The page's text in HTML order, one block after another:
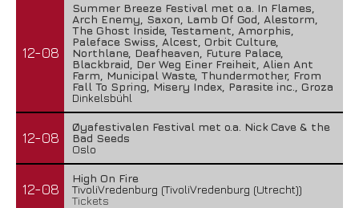
12-08
Summer Breeze Festival met o.a. In Flames,
Arch Enemy, Saxon, Lamb Of God, Alestorm,
The Ghost Inside, Testament, Amorphis,
Paleface Swiss, Alcest, Orbit Culture,
Northlane, Deafheaven, Future Palace,
Blackbraid, Der Weg Einer Freiheit, Alien Ant
Farm, Municipal Waste, Thundermother, From
Fall To Spring, Misery Index, Parasite inc., Groza
Dinkelsbühl
12-08
Øyafestivalen Festival met o.a. Nick Cave & the
Bad Seeds
Oslo
12-08
High On Fire
TivoliVredenburg (TivoliVredenburg (Utrecht))
Tickets